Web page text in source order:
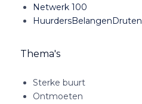
Netwerk 100
HuurdersBelangenDruten
Thema's
Sterke buurt
Ontmoeten